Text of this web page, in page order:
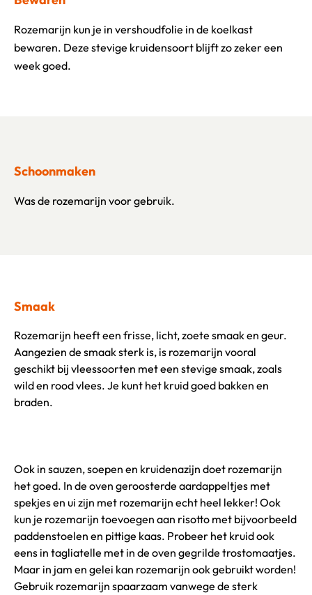
Rozemarijn kun je in vershoudfolie in de koelkast
bewaren. Deze stevige kruidensoort blijft zo zeker een
week goed.
Schoonmaken
Was de rozemarijn voor gebruik.
Smaak
Rozemarijn heeft een frisse, licht, zoete smaak en geur.
Aangezien de smaak sterk is, is rozemarijn vooral
geschikt bij vleessoorten met een stevige smaak, zoals
wild en rood vlees. Je kunt het kruid goed bakken en
braden.
Ook in sauzen, soepen en kruidenazijn doet rozemarijn
het goed. In de oven geroosterde aardappeltjes met
spekjes en ui zijn met rozemarijn echt heel lekker! Ook
kun je rozemarijn toevoegen aan risotto met bijvoorbeeld
paddenstoelen en pittige kaas. Probeer het kruid ook
eens in tagliatelle met in de oven gegrilde trostomaatjes.
Maar in jam en gelei kan rozemarijn ook gebruikt worden!
Gebruik rozemarijn spaarzaam vanwege de sterk